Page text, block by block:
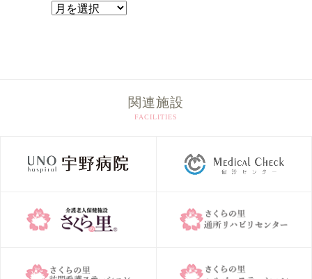
ア
関連施設
FACILITIES